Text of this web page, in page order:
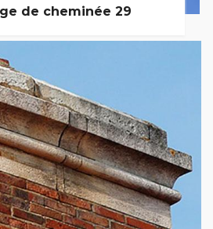
de cheminée 29